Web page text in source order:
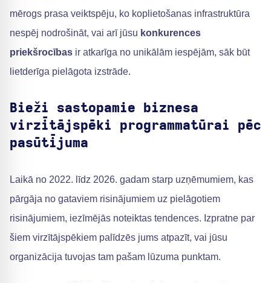
mērogs prasa veiktspēju, ko koplietošanas infrastruktūra
nespēj nodrošināt, vai arī jūsu konkurences
priekšrocības ir atkarīga no unikālām iespējām, sāk būt
lietderīga pielāgota izstrāde.
Bieži sastopamie biznesa
virzītājspēki programmatūrai pēc
pasūtījuma
Laikā no 2022. līdz 2026. gadam starp uzņēmumiem, kas
pārgāja no gataviem risinājumiem uz pielāgotiem
risinājumiem, iezīmējās noteiktas tendences. Izpratne par
šiem virzītājspēkiem palīdzēs jums atpazīt, vai jūsu
organizācija tuvojas tam pašam lūzuma punktam.